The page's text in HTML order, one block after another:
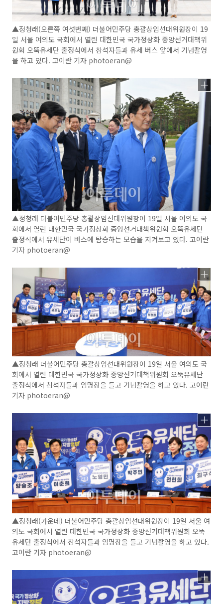
▲정청래(오른쪽 여섯번째) 더불어민주당 총괄상임선대위원장이 19
일 서울 여의도 국회에서 열린 대한민국 국가정상화 중앙선거대책위
원회 오뚝유세단 출정식에서 참석자들과 유세 버스 앞에서 기념촬영
을 하고 있다. 고이란 기자 photoeran@
▲정청래 더불어민주당 총괄상임선대위원장이 19일 서울 여의도 국
회에서 열린 대한민국 국가정상화 중앙선거대책위원회 오뚝유세단
출정식에서 유세단이 버스에 탐승하는 모습을 지켜보고 있다. 고이란
기자 photoeran@
▲정청래 더불어민주당 총괄상임선대위원장이 19일 서울 여의도 국
회에서 열린 대한민국 국가정상화 중앙선거대책위원회 오뚝유세단
출정식에서 참석자들과 임명장을 들고 기념촬영을 하고 있다. 고이란
기자 photoeran@
▲정청래(가운데) 더불어민주당 총괄상임선대위원장이 19일 서울 여
의도 국회에서 열린 대한민국 국가정상화 중앙선거대책위원회 오뚝
유세단 출정식에서 참석자들과 임명장을 들고 기념촬영을 하고 있다.
고이란 기자 photoeran@